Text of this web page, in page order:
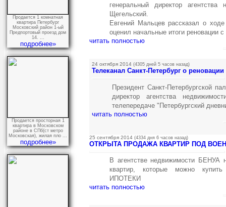
Продается 1 комнатная
квартира Петербург
Московский район 1-ый
Предпортовый проезд дом
14. ...
подробнее»
Продается просторная 1
квартира в Московском
районе в СПб(ст метро
Московская), жилая пло ...
подробнее»
генеральный директор
Щегельский.
Евгений Мальцев рассказал о
оценил начальные итоги реновации с
читать полностью
24 октября 2014 (4305 дней 5 часов назад)
Телеканал Санкт-Петербург о
Президент Санкт-Петербургской
директор агентства
телепередаче "Петербургский
читать полностью
25 сентября 2014 (4334 дня 6 часов назад)
ОТКРЫТА ПРОДАЖА КВАРТИР ПОД
В агентстве недвижимости БЕНУА
квартир, которые можно
ИПОТЕКИ
читать полностью